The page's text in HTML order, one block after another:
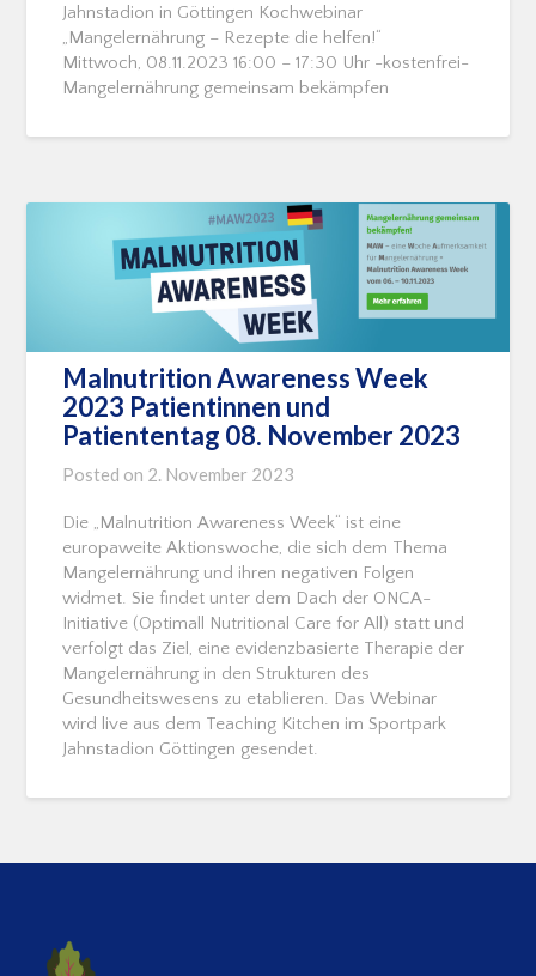
Jahnstadion in Göttingen Kochwebinar
„Mangelernährung – Rezepte die helfen!“
Mittwoch, 08.11.2023 16:00 – 17:30 Uhr -kostenfrei-
Mangelernährung gemeinsam bekämpfen
Malnutrition Awareness Week
2023 Patientinnen und
Patiententag 08. November 2023
Posted on 2. November 2023
Die „Malnutrition Awareness Week“ ist eine
europaweite Aktionswoche, die sich dem Thema
Mangelernährung und ihren negativen Folgen
widmet. Sie findet unter dem Dach der ONCA-
Initiative (Optimall Nutritional Care for All) statt und
verfolgt das Ziel, eine evidenzbasierte Therapie der
Mangelernährung in den Strukturen des
Gesundheitswesens zu etablieren. Das Webinar
wird live aus dem Teaching Kitchen im Sportpark
Jahnstadion Göttingen gesendet.